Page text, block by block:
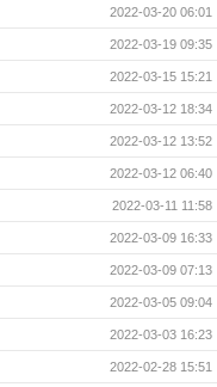
2022-03-20 06:01
2022-03-19 09:35
2022-03-15 15:21
2022-03-12 18:34
2022-03-12 13:52
2022-03-12 06:40
2022-03-11 11:58
2022-03-09 16:33
2022-03-09 07:13
2022-03-05 09:04
2022-03-03 16:23
2022-02-28 15:51